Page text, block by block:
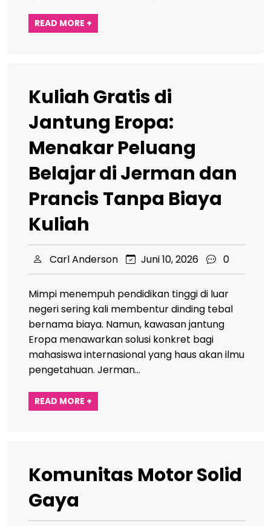
READ MORE +
Kuliah Gratis di
Jantung Eropa:
Menakar Peluang
Belajar di Jerman dan
Prancis Tanpa Biaya
Kuliah
Carl Anderson Juni 10, 2026 0
Mimpi menempuh pendidikan tinggi di luar
negeri sering kali membentur dinding tebal
bernama biaya. Namun, kawasan jantung
Eropa menawarkan solusi konkret bagi
mahasiswa internasional yang haus akan ilmu
pengetahuan. Jerman…
READ MORE +
Komunitas Motor Solid
Gaya